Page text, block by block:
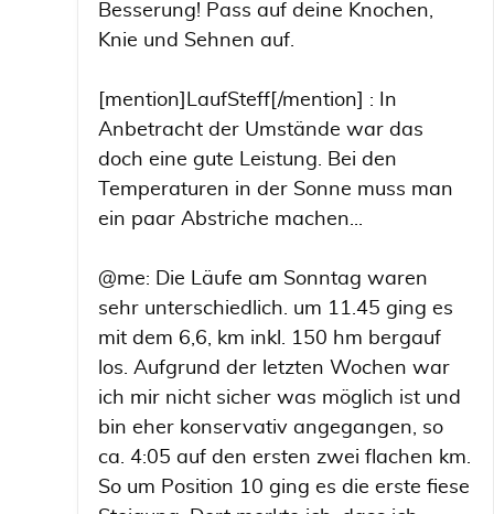
Besserung! Pass auf deine Knochen,
Knie und Sehnen auf.
[mention]LaufSteff[/mention] : In
Anbetracht der Umstände war das
doch eine gute Leistung. Bei den
Temperaturen in der Sonne muss man
ein paar Abstriche machen...
@me: Die Läufe am Sonntag waren
sehr unterschiedlich. um 11.45 ging es
mit dem 6,6, km inkl. 150 hm bergauf
los. Aufgrund der letzten Wochen war
ich mir nicht sicher was möglich ist und
bin eher konservativ angegangen, so
ca. 4:05 auf den ersten zwei flachen km.
So um Position 10 ging es die erste fiese